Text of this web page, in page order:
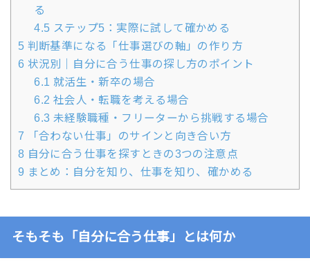
る
4.5 ステップ5：実際に試して確かめる
5 判断基準になる「仕事選びの軸」の作り方
6 状況別｜自分に合う仕事の探し方のポイント
6.1 就活生・新卒の場合
6.2 社会人・転職を考える場合
6.3 未経験職種・フリーターから挑戦する場合
7 「合わない仕事」のサインと向き合い方
8 自分に合う仕事を探すときの3つの注意点
9 まとめ：自分を知り、仕事を知り、確かめる
そもそも「自分に合う仕事」とは何か